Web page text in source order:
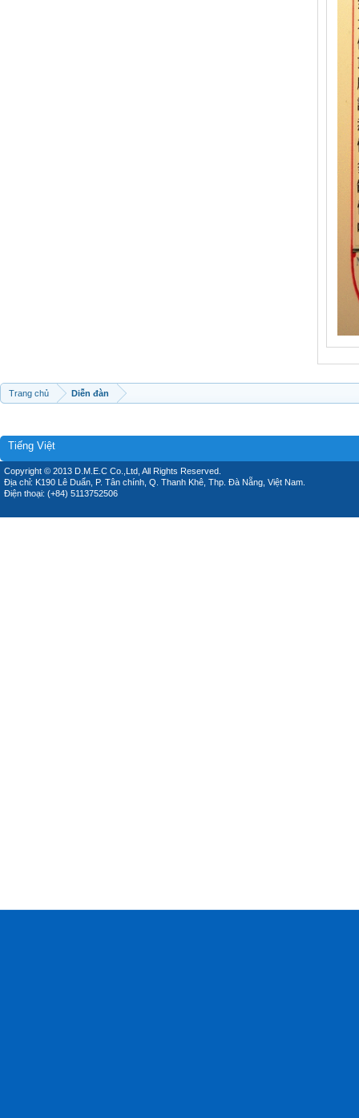
Trang chủ Diễn đàn
Tiếng Việt
Copyright © 2013 D.M.E.C Co.,Ltd, All Rights Reserved.
Địa chỉ: K190 Lê Duẩn, P. Tân chính, Q. Thanh Khê, Thp. Đà Nẵng, Việt Nam.
Điện thoại: (+84) 5113752506